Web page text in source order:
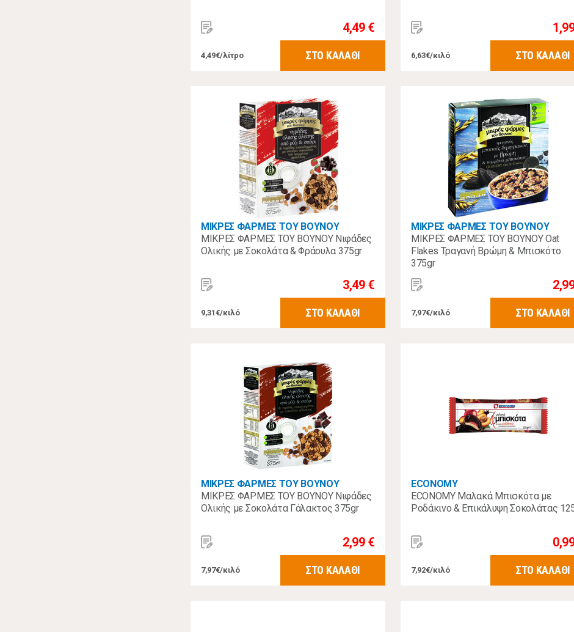
4,49 €
4,49€/λίτρο ΣΤΟ ΚΑΛΑΘΙ 6,63€/κιλό ΣΤΟ ΚΑΛΑΘΙ
ΜΙΚΡΕΣ ΦΑΡΜΕΣ ΤΟΥ ΒΟΥΝΟΥ
ΜΙΚΡΕΣ ΦΑΡΜΕΣ ΤΟΥ ΒΟΥΝΟΥ Νιφάδες
Ολικής με Σοκολάτα & Φράουλα 375gr
3,49 €
9,31€/κιλό ΣΤΟ ΚΑΛΑΘΙ
ΜΙΚΡΕΣ ΦΑΡΜΕΣ ΤΟΥ ΒΟΥΝΟΥ
ΜΙΚΡΕΣ ΦΑΡΜΕΣ ΤΟΥ ΒΟΥΝΟΥ Oat
Flakes Τραγανή Βρώμη & Μπισκότο
375gr
7,97€/κιλό ΣΤΟ ΚΑΛΑΘΙ
ΜΙΚΡΕΣ ΦΑΡΜΕΣ ΤΟΥ ΒΟΥΝΟΥ
ΜΙΚΡΕΣ ΦΑΡΜΕΣ ΤΟΥ ΒΟΥΝΟΥ Νιφάδες
Ολικής με Σοκολάτα Γάλακτος 375gr
2,99 €
7,97€/κιλό ΣΤΟ ΚΑΛΑΘΙ
ECONOMY
ECONOMY Μαλακά Μπισκότα με
Ροδάκινο & Επικάλυψη Σοκολάτας
7,92€/κιλό ΣΤΟ ΚΑΛΑΘΙ